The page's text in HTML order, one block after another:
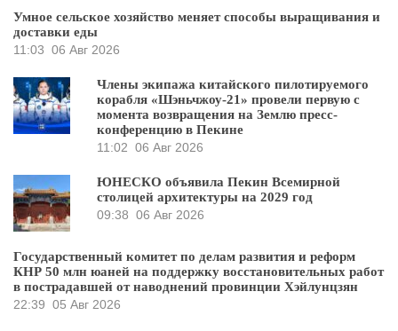
Умное сельское хозяйство меняет способы выращивания и
доставки еды
11:03 06 Авг 2026
Члены экипажа китайского пилотируемого
корабля «Шэньчжоу-21» провели первую с
момента возвращения на Землю пресс-
конференцию в Пекине
11:02 06 Авг 2026
ЮНЕСКО объявила Пекин Всемирной
столицей архитектуры на 2029 год
09:38 06 Авг 2026
Государственный комитет по делам развития и реформ
КНР 50 млн юаней на поддержку восстановительных работ
в пострадавшей от наводнений провинции Хэйлунцзян
22:39 05 Авг 2026